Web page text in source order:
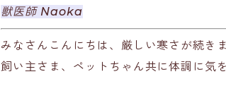
獣医師 Naoka
みなさんこんにちは、厳しい寒さが続き
飼い主さま、ペットちゃん共に体調に気